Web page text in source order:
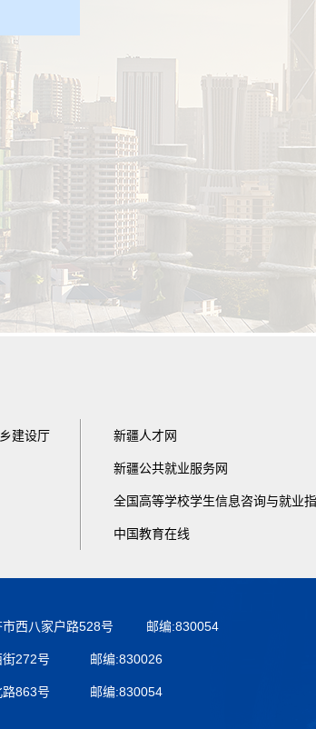
建设厅 新疆人才网
新疆公共就业服务网
全国高等学校学生信息咨询与就业
中国教育在线
市西八家户路528号 邮编:830054
西街272号 邮编:830026
北路863号 邮编:830054